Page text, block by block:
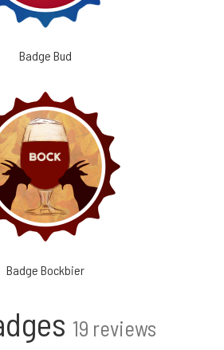
Badge Bud
Badge Bockbier
19 reviews